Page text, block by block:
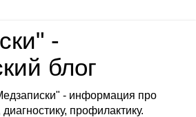
-
блог
- информация про
профилактику.